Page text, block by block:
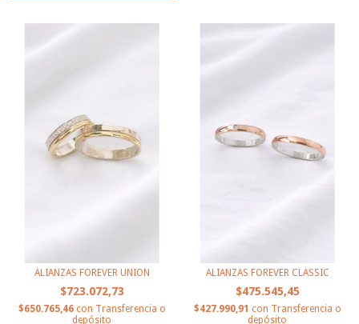
ALIANZAS FOREVER UNION
$723.072,73
$650.765,46 con Transferencia o
depósito
ALIANZAS FOREVER CLASSIC
$475.545,45
$427.990,91 con Transferencia o
depósito